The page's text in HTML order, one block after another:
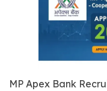
MP Apex Bank